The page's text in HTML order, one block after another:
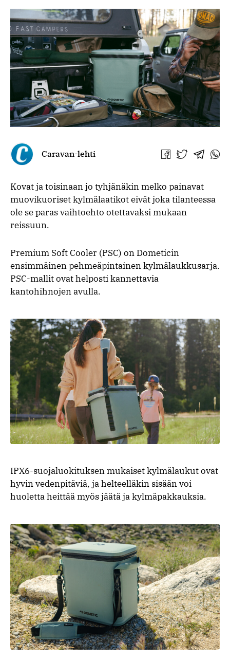
Caravan-lehti
Jaa Jaa Jaa Jaa
Kovat ja toisinaan jo tyhjänäkin melko painavat
muovikuoriset kylmälaatikot eivät joka tilanteessa
ole se paras vaihtoehto otettavaksi mukaan
reissuun.
Premium Soft Cooler (PSC) on Dometicin
ensimmäinen pehmeäpintainen kylmälaukkusarja.
PSC-mallit ovat helposti kannettavia
kantohihnojen avulla.
IPX6-suojaluokituksen mukaiset kylmälaukut ovat
hyvin vedenpitäviä, ja helteelläkin sisään voi
huoletta heittää myös jäätä ja kylmäpakkauksia.